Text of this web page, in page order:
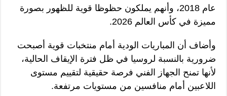
عام 2018، وأنهم يملكون حظوظا قوية للظهور بصورة
مميزة في كأس العالم 2026.
وأضاف أن المباريات الودية أمام منتخبات قوية أصبحت
ضرورية بالنسبة لروسيا في ظل فترة الإيقاف الحالية،
لأنها تمنح الجهاز الفني فرصة حقيقية لتقييم مستوى
اللاعبين أمام منافسين من مستويات مرتفعة.